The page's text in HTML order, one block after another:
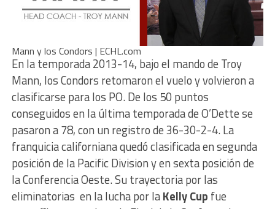
Mann y los Condors | ECHL.com
En la temporada 2013-14, bajo el mando de Troy
Mann, los Condors retomaron el vuelo y volvieron a
clasificarse para los PO. De los 50 puntos
conseguidos en la última temporada de O’Dette se
pasaron a 78, con un registro de 36-30-2-4. La
franquicia californiana quedó clasificada en segunda
posición de la Pacific Division y en sexta posición de
la Conferencia Oeste. Su trayectoria por las
eliminatorias en la lucha por laKelly Cup fue